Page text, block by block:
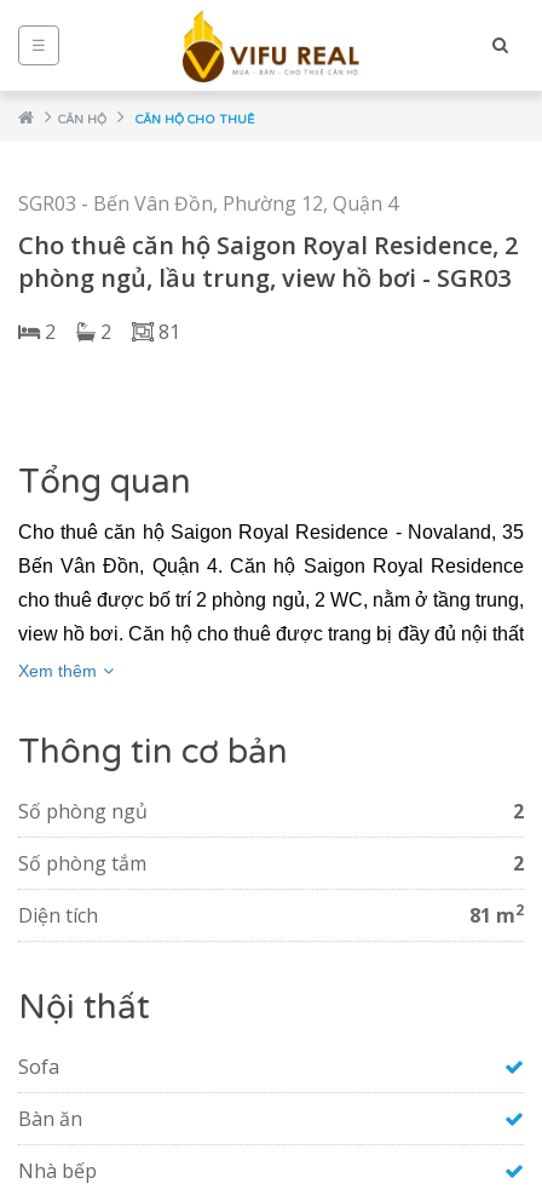
☰
PLAZA
CĂN HỘ CĂN HỘ CHO THUÊ
SGR03 - Bến Vân Đồn, Phường 12, Quận 4
Cho thuê căn hộ Saigon Royal Residence, 2
phòng ngủ, lầu trung, view hồ bơi - SGR03
2 2 81
Tổng quan
Cho thuê căn hộ Saigon Royal Residence - Novaland, 35
Bến Vân Đồn, Quận 4.Căn hộ Saigon Royal Residence
cho thuê được bố trí 2 phòng ngủ, 2 WC, nằm ở tầng trung,
view hồ bơi. Căn hộ cho thuê được trang bị đầy đủ nội thất
cao cấp và hiện đại nhất. Từ
như: chợ Bến Thành, TTTM Vincom, Bitexco, phố đi bộ
Nguyễn Huệ....đặc biệt hơn khi quý khách
hộ Saigon Royal Residence
sẻ được tận hưởng đầy đủ
các tiện ích ngay tại dự án mà không cần phải đi đâu xa
như: Hồ bơi, Gym, Siêu thị, khu vui chơi trẻ em, BBQ, Cà
phê shop, sinh hoạt cộng đồng....
Xem thêm
Thông tin cơ bản
Số phòng ngủ
2
Số phòng tắm
2
Diện tích
81 m2
Nội thất
Sofa
Bàn ăn
Nhà bếp